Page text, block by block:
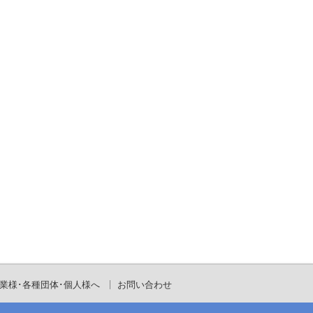
様･各種団体･個人様へ お問い合わせ